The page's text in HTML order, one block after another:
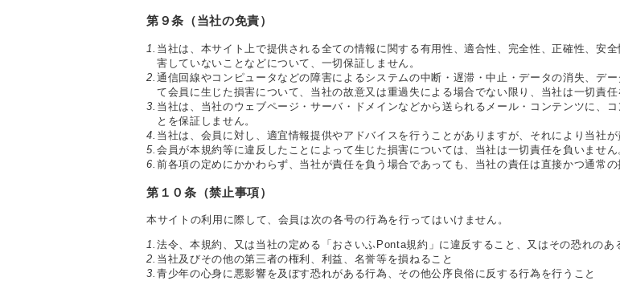
第９条（当社の免責）
1. 当社は、本サイト上で提供される全ての情報に関する有用性、適合性、完全性、正確性、安
害していないことなどについて、一切保証しません。
2. 通信回線やコンピュータなどの障害によるシステムの中断・遅滞・中止・データの消失、デ
て会員に生じた損害について、当社の故意又は重過失による場合でない限り、当社は一切責任
3. 当社は、当社のウェブページ・サーバ・ドメインなどから送られるメール・コンテンツに、
とを保証しません。
4. 当社は、会員に対し、適宜情報提供やアドバイスを行うことがありますが、それにより当社が
5. 会員が本規約等に違反したことによって生じた損害については、当社は一切責任を負いません
6. 前各項の定めにかかわらず、当社が責任を負う場合であっても、当社の責任は直接かつ通常の
第１０条（禁止事項）
本サイトの利用に際して、会員は次の各号の行為を行ってはいけません。
1. 法令、本規約、又は当社の定める「おさいふPonta規約」に違反すること、又はその恐れのあ
2. 当社及びその他の第三者の権利、利益、名誉等を損ねること
3. 青少年の心身に悪影響を及ぼす恐れがある行為、その他公序良俗に反する行為を行うこと